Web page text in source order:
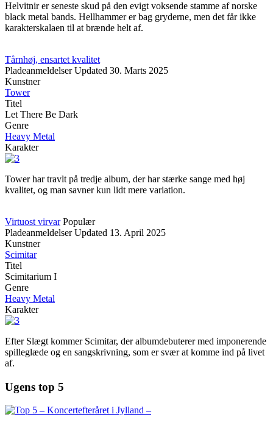
Helvitnir er seneste skud på den evigt voksende stamme af norske
black metal bands. Hellhammer er bag gryderne, men det får ikke
karakterskalaen til at brænde helt af.
Tårnhøj, ensartet kvalitet
Pladeanmeldelser Updated 30. Marts 2025
Kunstner
Tower
Titel
Let There Be Dark
Genre
Heavy Metal
Karakter
Tower har travlt på tredje album, der har stærke sange med høj
kvalitet, og man savner kun lidt mere variation.
Virtuost virvar Populær
Pladeanmeldelser Updated 13. April 2025
Kunstner
Scimitar
Titel
Scimitarium I
Genre
Heavy Metal
Karakter
Efter Slægt kommer Scimitar, der albumdebuterer med imponerende
spilleglæde og en sangskrivning, som er svær at komme ind på livet
af.
Ugens top 5